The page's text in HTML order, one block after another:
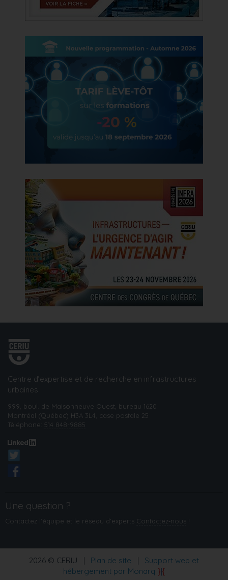
Centre d’expertise et de recherche en infrastructures
urbaines
999, boul. de Maisonneuve Ouest, bureau 1620
Montréal (Québec) H3A 3L4, case postale 25
Téléphone: 514 848-9885
Une question ?
Contactez l'équipe et le réseau d’experts Contactez‑nous !
2026 © CERIU | Plan de site |
Support web et
hébergement par Monarq